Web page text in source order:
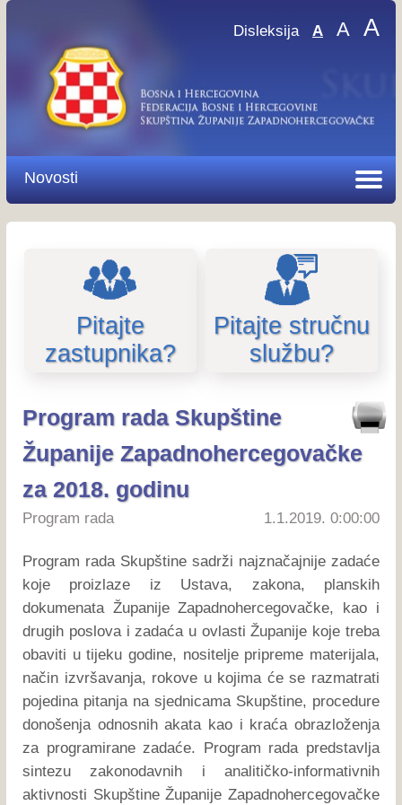
Disleksija A A A
Novosti
Pitajte
zastupnika?
Pitajte stručnu
službu?
Program rada Skupštine
Županije Zapadnohercegovačke
za 2018. godinu
Program rada 1.1.2019. 0:00:00
Program rada Skupštine sadrži najznačajnije zadaće
koje proizlaze iz Ustava, zakona, planskih
dokumenata Županije Zapadnohercegovačke, kao i
drugih poslova i zadaća u ovlasti Županije koje treba
obaviti u tijeku godine, nositelje pripreme materijala,
način izvršavanja, rokove u kojima će se razmatrati
pojedina pitanja na sjednicama Skupštine, procedure
donošenja odnosnih akata kao i kraća obrazloženja
za programirane zadaće. Program rada predstavlja
sintezu zakonodavnih i analitičko-informativnih
aktivnosti Skupštine Županije Zapadnohercegovačke